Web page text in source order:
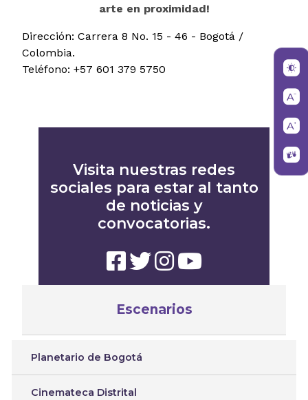
Escenarios
Planetario de Bogotá
Cinemateca Distrital
arte en proximidad!
Dirección: Carrera 8 No. 15 - 46 - Bogotá /
Colombia.
Teléfono: +57 601 379 5750
Visita nuestras redes
sociales para estar al tanto
de noticias y
convocatorias.